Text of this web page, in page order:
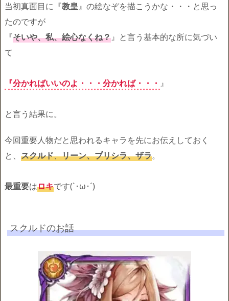
当初真面目に『教皇』の絵なぞを描こうかな・・・と思っ
たのですが
『そいや、私、絵心なくね？』と言う基本的な所に気づい
て
『分かればいいのよ・・・分かれば・・・ 』
と言う結果に。
今回重要人物だと思われるキャラを先にお伝えしておく
と、 スクルド、リーン、プリシラ、ザラ。
最重要はロキです(`･ω･´)ゞ
スクルドのお話